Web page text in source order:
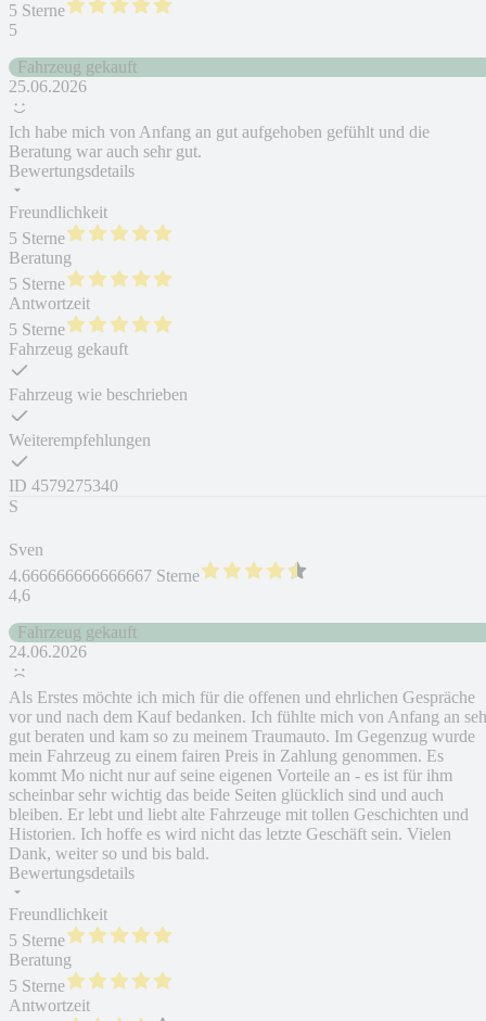
5 Sterne
5
Fahrzeug gekauft
25.06.2026
Ich habe mich von Anfang an gut aufgehoben gefühlt und die
Beratung war auch sehr gut.
Bewertungsdetails
Freundlichkeit
5 Sterne
Beratung
5 Sterne
Antwortzeit
5 Sterne
Fahrzeug gekauft
Fahrzeug wie beschrieben
Weiterempfehlungen
ID 4579275340
S
Sven
4.666666666666667 Sterne
4,6
Fahrzeug gekauft
24.06.2026
Als Erstes möchte ich mich für die offenen und ehrlichen Gespräche
vor und nach dem Kauf bedanken. Ich fühlte mich von Anfang an
gut beraten und kam so zu meinem Traumauto. Im Gegenzug wurde
mein Fahrzeug zu einem fairen Preis in Zahlung genommen. Es
kommt Mo nicht nur auf seine eigenen Vorteile an - es ist für ihm
scheinbar sehr wichtig das beide Seiten glücklich sind und auch
bleiben. Er lebt und liebt alte Fahrzeuge mit tollen Geschichten und
Historien. Ich hoffe es wird nicht das letzte Geschäft sein. Vielen
Dank, weiter so und bis bald.
Bewertungsdetails
Freundlichkeit
5 Sterne
Beratung
5 Sterne
Antwortzeit